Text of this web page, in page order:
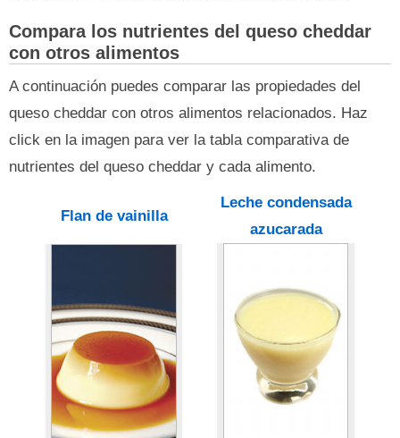
Compara los nutrientes del queso cheddar
con otros alimentos
A continuación puedes comparar las propiedades del
queso cheddar con otros alimentos relacionados. Haz
click en la imagen para ver la tabla comparativa de
nutrientes del queso cheddar y cada alimento.
Flan de vainilla
Leche condensada
azucarada